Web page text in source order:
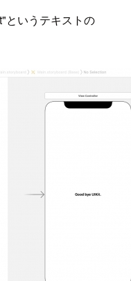
というテキストの